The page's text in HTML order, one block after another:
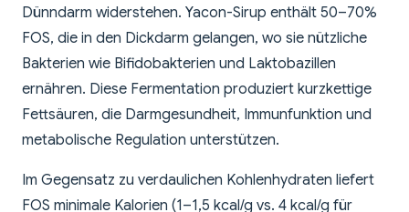
Dünndarm widerstehen. Yacon-Sirup enthält 50–70%
FOS, die in den Dickdarm gelangen, wo sie nützliche
Bakterien wie Bifidobakterien und Laktobazillen
ernähren. Diese Fermentation produziert kurzkettige
Fettsäuren, die Darmgesundheit, Immunfunktion und
metabolische Regulation unterstützen.
Im Gegensatz zu verdaulichen Kohlenhydraten liefert
FOS minimale Kalorien (1–1,5 kcal/g vs. 4 kcal/g für